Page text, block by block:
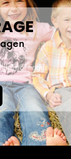
in Tirol finden.